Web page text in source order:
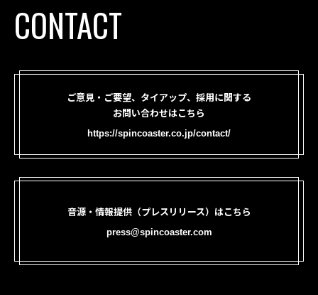
CONTACT
ご意見・ご要望、タイアップ、採用に関する
お問い合わせはこちら
https://spincoaster.co.jp/contact/
音源・情報提供（プレスリリース）はこちら
press@spincoaster.com